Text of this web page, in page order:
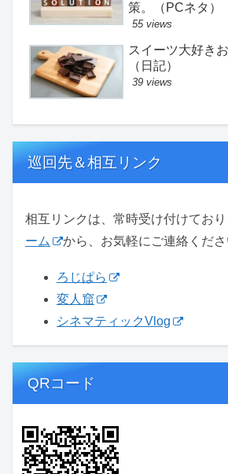
策。（PCネタ）
55 views
スイーツ大好き
（日記）
39 views
巡回先＆相互リンク
相互リンクは、常時受け付けており
ーム
から、お気軽にご連絡くださ
ろじぱら
変人窟
シネマティックVlog
QRコード